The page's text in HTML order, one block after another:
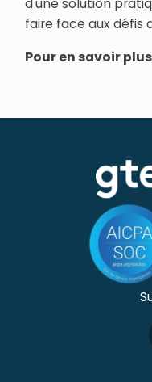
d'une solution
faire face aux défis
Pour en savoir